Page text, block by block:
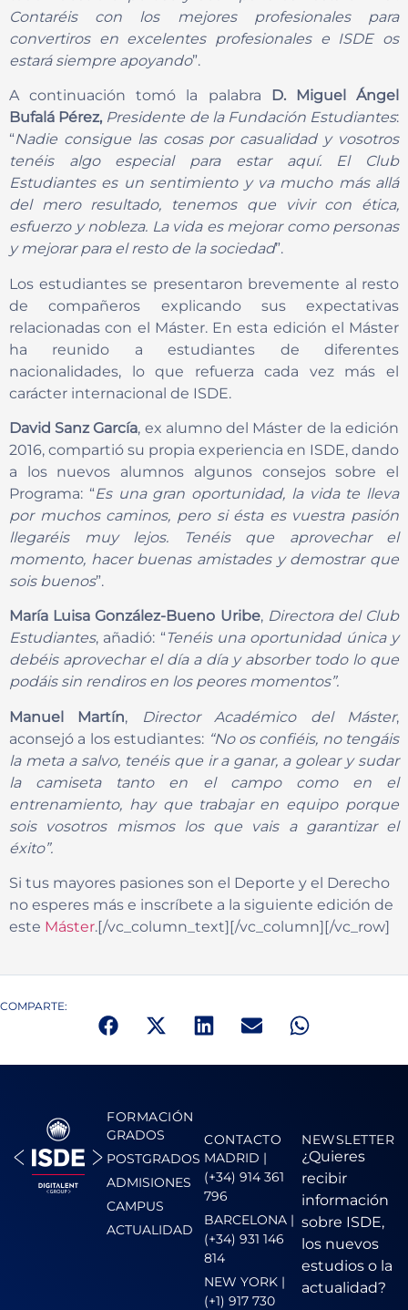
Contaréis con los mejores profesionales para
convertiros en excelentes profesionales e ISDE os
estará siempre apoyando”.
A continuación tomó la palabra D.
Miguel Ángel
Bufalá Pérez, Presidente de la Fundación Estudiantes:
“Nadie consigue las cosas por casualidad y vosotros
tenéis algo especial para estar aquí. El Club
Estudiantes es un sentimiento y va mucho más allá
del mero resultado, tenemos que vivir con ética,
esfuerzo y nobleza. La vida es mejorar como personas
y mejorar para el resto de la sociedad”.
Los estudiantes se presentaron brevemente al resto
de compañeros explicando sus expectativas
relacionadas con el Máster. En esta edición el Máster
ha reunido a estudiantes de diferentes
nacionalidades, lo que refuerza cada vez más el
carácter internacional de ISDE.
David Sanz García, ex alumno del Máster de la edición
2016, compartió su propia experiencia en ISDE, dando
a los nuevos alumnos algunos consejos sobre el
Programa: “Es una gran oportunidad, la vida te lleva
por muchos caminos, pero si ésta es vuestra pasión
llegaréis muy lejos. Tenéis que aprovechar el
momento, hacer buenas amistades y demostrar que
sois buenos”.
María Luisa González-Bueno Uribe, Directora del Club
Estudiantes, añadió: “Tenéis una oportunidad única y
debéis aprovechar el día a día y absorber todo lo que
podáis sin rendiros en los peores momentos”.
Manuel Martín, Director Académico del Máster,
aconsejó a los estudiantes: “No os confiéis, no tengáis
la meta a salvo, tenéis que ir a ganar, a golear y sudar
la camiseta tanto en el campo como en el
entrenamiento, hay que trabajar en equipo porque
sois vosotros mismos los que vais a garantizar el
éxito”.
Si tus mayores pasiones son el Deporte y el Derecho
no esperes más e inscríbete a la siguiente edición de
este Máster.[/vc_column_text][/vc_column][/vc_row]
COMPARTE:
FORMACIÓN
GRADOS
POSTGRADOS
ADMISIONES
CAMPUS
ACTUALIDAD
CONTACTO
MADRID |
(+34) 914 361
796
BARCELONA |
(+34) 931 146
814
NEW YORK |
(+1) 917 730
NEWSLETTER
¿Quieres
recibir
información
sobre ISDE,
los nuevos
estudios o la
actualidad?